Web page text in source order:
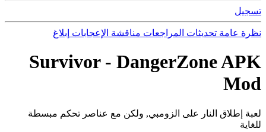
تسجيل
نظرة عامة تحديثات المراجعات مناقشة الإعجابات إبلاغ
Survivor - DangerZone APK
Mod
لعبة إطلاق النار على الزومبي, ولكن مع عناصر تحكم مبسطة
للغاية